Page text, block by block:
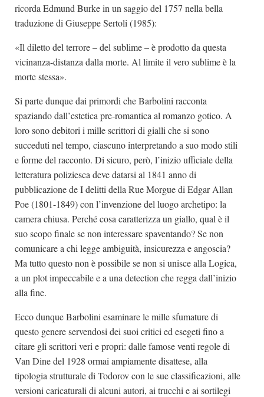
ricorda Edmund Burke in un saggio del 1757 nella bella
traduzione di Giuseppe Sertoli (1985):
«Il diletto del terrore – del sublime – è prodotto da questa
vicinanza-distanza dalla morte. Al limite il vero sublime è la
morte stessa».
Si parte dunque dai primordi che Barbolini racconta
spaziando dall’estetica pre-romantica al romanzo gotico. A
loro sono debitori i mille scrittori di gialli che si sono
succeduti nel tempo, ciascuno interpretando a suo modo stili
e forme del racconto. Di sicuro, però, l’inizio ufficiale della
letteratura poliziesca deve datarsi al 1841 anno di
pubblicazione de I delitti della Rue Morgue di Edgar Allan
Poe (1801-1849) con l’invenzione del luogo archetipo: la
camera chiusa. Perché cosa caratterizza un giallo, qual è il
suo scopo finale se non interessare spaventando? Se non
comunicare a chi legge ambiguità, insicurezza e angoscia?
Ma tutto questo non è possibile se non si unisce alla Logica,
a un plot impeccabile e a una detection che regga dall’inizio
alla fine.
Ecco dunque Barbolini esaminare le mille sfumature di
questo genere servendosi dei suoi critici ed esegeti fino a
citare gli scrittori veri e propri: dalle famose venti regole di
Van Dine del 1928 ormai ampiamente disattese, alla
tipologia strutturale di Todorov con le sue classificazioni, alle
versioni caricaturali di alcuni autori, ai trucchi e ai sortilegi